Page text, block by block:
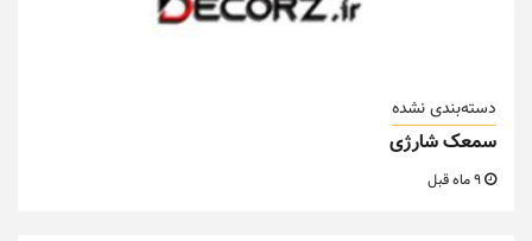
دسته‌بندی نشده
سمعک شارژی